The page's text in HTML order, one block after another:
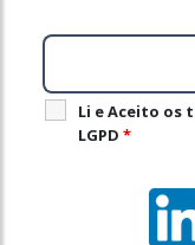
Li e Aceito os
LGPD *